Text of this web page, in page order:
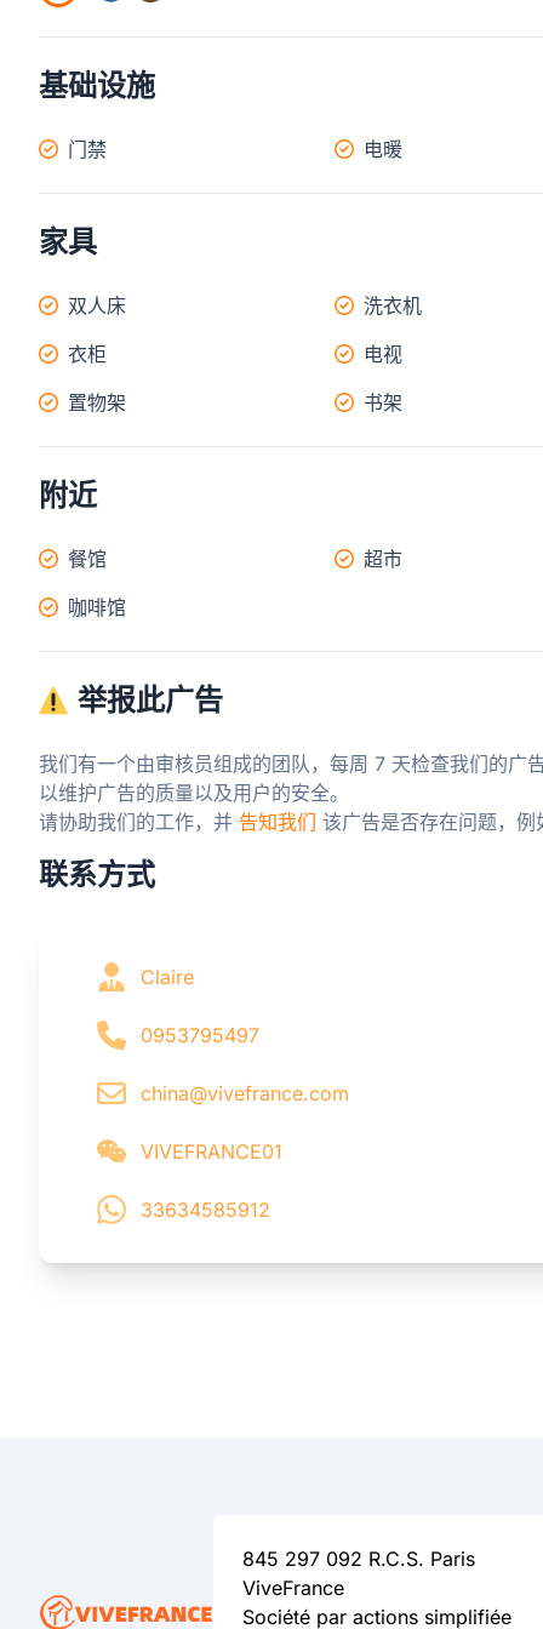
基础设施
门禁 电暖
家具
双人床
洗衣机
衣柜
电视
置物架
书架
附近
餐馆
超市
咖啡馆
举报此广告
我们有一个由审核员组成的团队，每周 7 天检查我们的广
以维护广告的质量以及用户的安全。
请协助我们的工作，并 告知我们 该广告是否存在问题，例
联系方式
Claire
0953795497
china@vivefrance.com
VIVEFRANCE01
33634585912
845 297 092 R.C.S. Paris
ViveFrance
Société par actions simplifiée